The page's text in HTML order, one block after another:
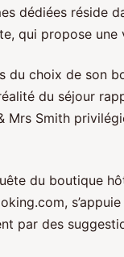
dédiées réside
qui propose
du choix de son
du séjour
Mrs Smith
du boutique
par des